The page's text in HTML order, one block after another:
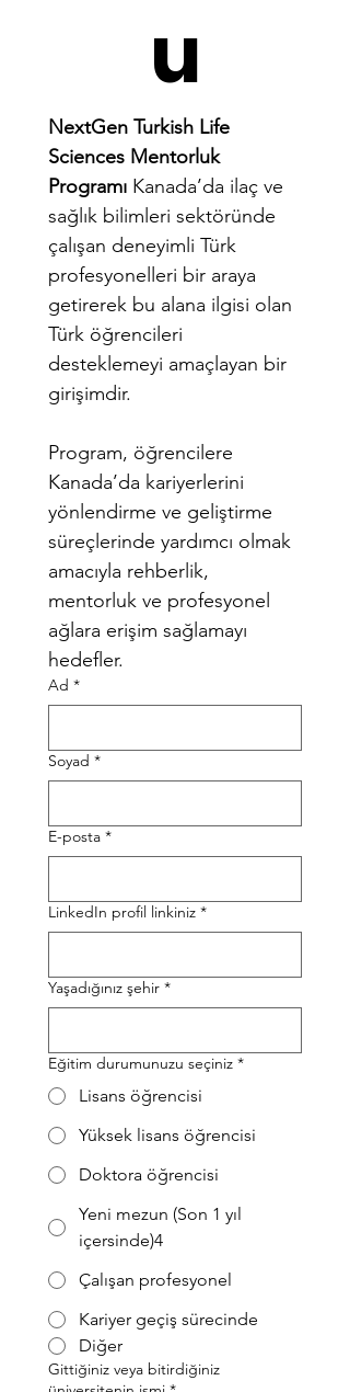
u
NextGen Turkish Life
Sciences Mentorluk
Programı Kanada’da ilaç ve
sağlık bilimleri sektöründe
çalışan deneyimli Türk
profesyonelleri bir araya
getirerek bu alana ilgisi olan
Türk öğrencileri
desteklemeyi amaçlayan bir
girişimdir.
Program, öğrencilere
Kanada’da kariyerlerini
yönlendirme ve geliştirme
süreçlerinde yardımcı olmak
amacıyla rehberlik,
mentorluk ve profesyonel
ağlara erişim sağlamayı
hedefler.
Ad *
Soyad *
E-posta *
LinkedIn profil linkiniz *
Yaşadığınız şehir *
Eğitim durumunuzu seçiniz *
Lisans öğrencisi
Yüksek lisans öğrencisi
Doktora öğrencisi
Yeni mezun (Son 1 yıl
içersinde)4
Çalışan profesyonel
Kariyer geçiş sürecinde
Diğer
Gittiğiniz veya bitirdiğiniz